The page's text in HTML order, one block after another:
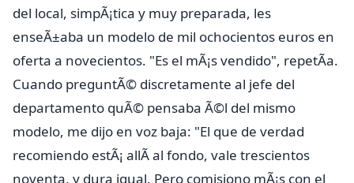
del local, simpÃ¡tica y muy preparada, les
enseÃ±aba un modelo de mil ochocientos euros en
oferta a novecientos. "Es el mÃ¡s vendido", repetÃ­a.
Cuando preguntÃ© discretamente al jefe del
departamento quÃ© pensaba Ã©l del mismo
modelo, me dijo en voz baja: "El que de verdad
recomiendo estÃ¡ allÃ­ al fondo, vale trescientos
noventa, y dura igual. Pero comisiono mÃ¡s con el